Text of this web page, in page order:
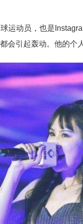
运动员，也是
会引起轰动。他的个